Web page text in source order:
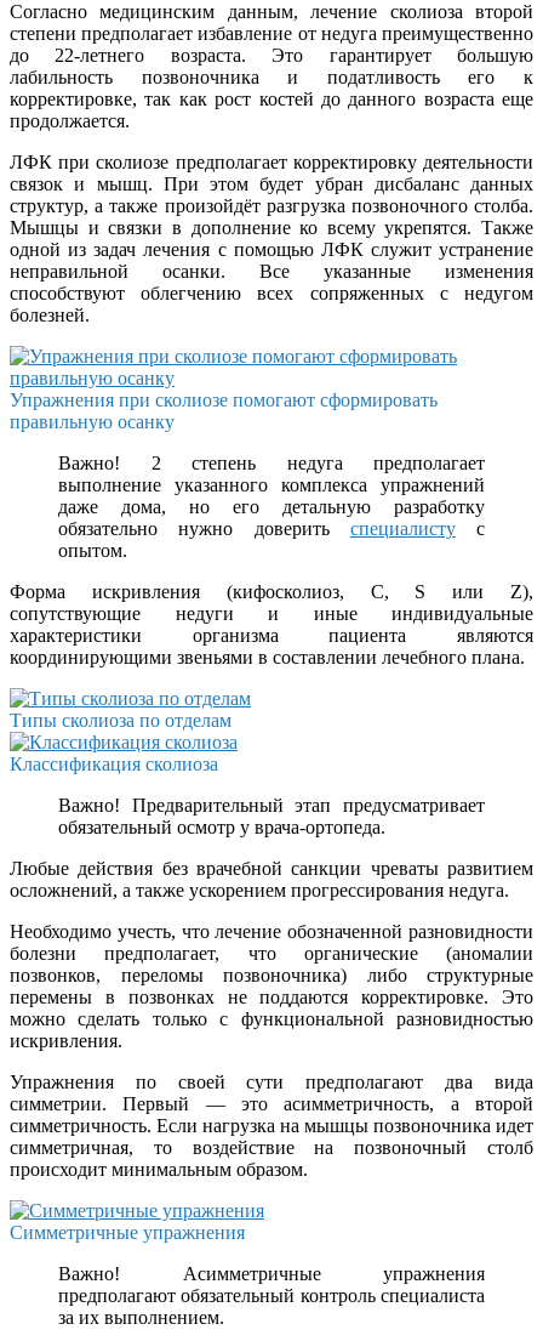
Согласно медицинским данным, лечение сколиоза второй
степени предполагает избавление от недуга преимущественно
до 22-летнего возраста. Это гарантирует большую
лабильность позвоночника и податливость его к
корректировке, так как рост костей до данного возраста еще
продолжается.
ЛФК при сколиозе предполагает корректировку деятельности
связок и мышц. При этом будет убран дисбаланс данных
структур, а также произойдёт разгрузка позвоночного столба.
Мышцы и связки в дополнение ко всему укрепятся. Также
одной из задач лечения с помощью ЛФК служит устранение
неправильной осанки. Все указанные изменения
способствуют облегчению всех сопряженных с недугом
болезней.
Упражнения при сколиозе помогают сформировать
правильную осанку
Важно! 2 степень недуга предполагает
выполнение указанного комплекса упражнений
даже дома, но его детальную разработку
обязательно нужно доверить специалистус
опытом.
Форма искривления (кифосколиоз, C, S или Z),
сопутствующие недуги и иные индивидуальные
характеристики организма пациента являются
координирующими звеньями в составлении лечебного плана.
Типы сколиоза по отделам
Классификация сколиоза
Важно! Предварительный этап предусматривает
обязательный осмотр у врача-ортопеда.
Любые действия без врачебной санкции чреваты развитием
осложнений, а также ускорением прогрессирования недуга.
Необходимо учесть, что лечение обозначенной разновидности
болезни предполагает, что органические (аномалии
позвонков, переломы позвоночника) либо структурные
перемены в позвонках не поддаются корректировке. Это
можно сделать только с функциональной разновидностью
искривления.
Упражнения по своей сути предполагают два вида
симметрии. Первый — это асимметричность, а второй
симметричность. Если нагрузка на мышцы позвоночника идет
симметричная, то воздействие на позвоночный столб
происходит минимальным образом.
Симметричные упражнения
Важно! Асимметричные упражнения
предполагают обязательный контроль специалиста
за их выполнением.